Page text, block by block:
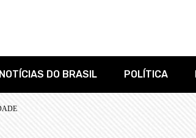
NOTÍCIAS DO BRASIL POLÍTICA